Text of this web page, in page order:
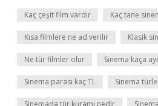
Kaç çeşit film vardır Kaç tane
Kısa filmlere ne ad verilir Klasik
Ne tür filmler olur Sinema kaça
Sinema parası kaç TL Sinema
Sinemada tür kuramı nedir